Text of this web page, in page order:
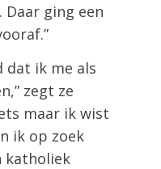
ging een
dat ik me als
zegt ze
maar ik wist
ik op zoek
katholiek